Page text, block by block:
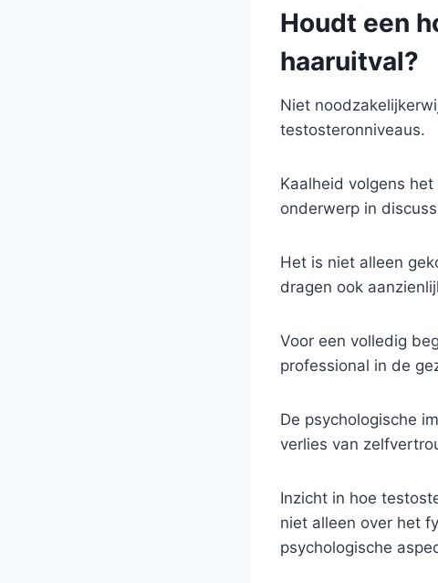
Houdt een
haaruitval?
Niet
testosteronniveaus.
Kaalheid volgens
onderwerp in
Het is niet alleen
dragen ook
Voor een volledig
professional in de
De psychologische
verlies van
Inzicht in hoe
niet alleen over het
psychologische